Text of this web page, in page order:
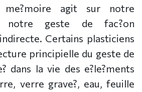
agit sur notre
notre geste de fac?on
Certains plasticiens
principielle du geste de
dans la vie des e?le?ments
verre grave?, eau, feuille